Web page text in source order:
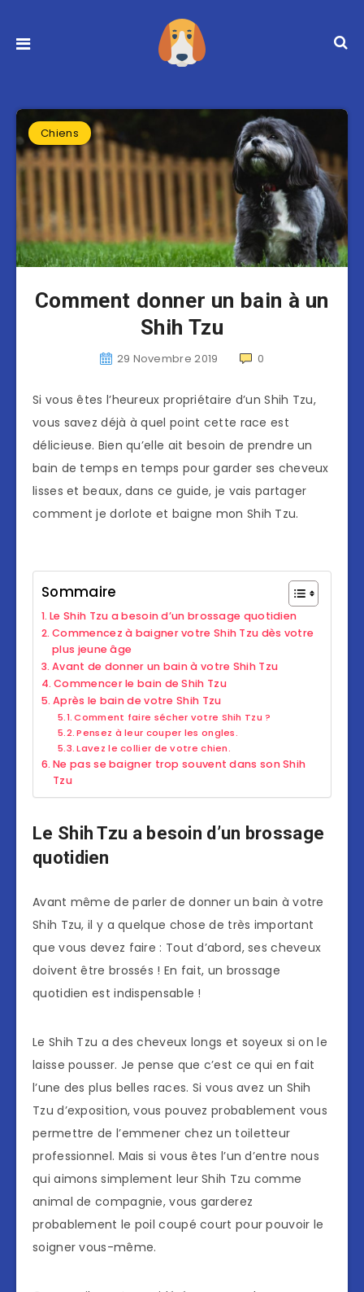
Chiens
Comment donner un bain à un
Shih Tzu
29 Novembre 2019 0
Si vous êtes l’heureux propriétaire d’un Shih Tzu,
vous savez déjà à quel point cette race est
délicieuse. Bien qu’elle ait besoin de prendre un
bain de temps en temps pour garder ses cheveux
lisses et beaux, dans ce guide, je vais partager
comment je dorlote et baigne mon Shih Tzu.
Sommaire
Le Shih Tzu a besoin d’un brossage quotidien
Commencez à baigner votre Shih Tzu dès votre
plus jeune âge
Avant de donner un bain à votre Shih Tzu
Commencer le bain de Shih Tzu
Après le bain de votre Shih Tzu
Comment faire sécher votre Shih Tzu ?
Pensez à leur couper les ongles.
Lavez le collier de votre chien.
Ne pas se baigner trop souvent dans son Shih
Tzu
Le Shih Tzu a besoin d’un brossage
quotidien
Avant même de parler de donner un bain à votre
Shih Tzu, il y a quelque chose de très important
que vous devez faire : Tout d’abord, ses cheveux
doivent être brossés ! En fait, un brossage
quotidien est indispensable !
Le Shih Tzu a des cheveux longs et soyeux si on le
laisse pousser. Je pense que c’est ce qui en fait
l’une des plus belles races. Si vous avez un Shih
Tzu d’exposition, vous pouvez probablement vous
permettre de l’emmener chez un toiletteur
professionnel. Mais si vous êtes l’un d’entre nous
qui aimons simplement leur Shih Tzu comme
animal de compagnie, vous garderez
probablement le poil coupé court pour pouvoir le
soigner vous-même.